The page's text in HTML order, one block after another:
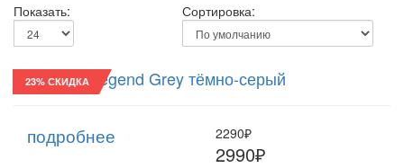
Показать: Сортировка:
23% СКИДКА
Картуз/22 Legend Grey тёмно-серый
подробнее 2290₽
2990₽